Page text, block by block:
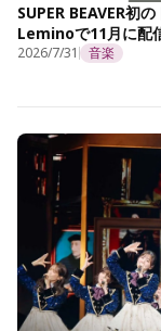
SUPER BEAVER初
Leminoで11月に配
2026/7/31 音楽